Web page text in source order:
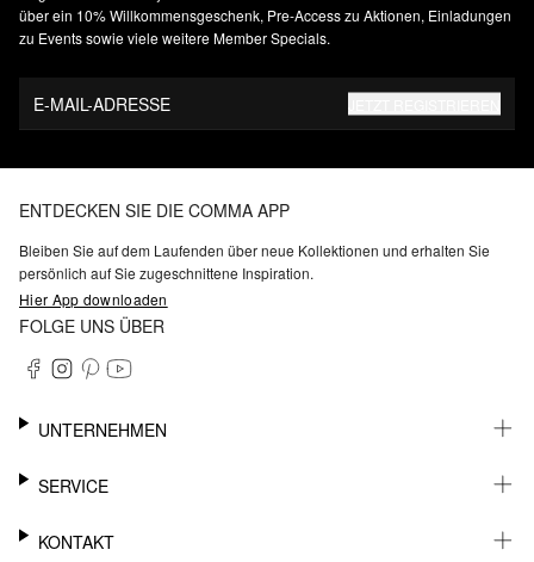
über ein 10% Willkommensgeschenk, Pre-Access zu Aktionen, Einladungen
zu Events sowie viele weitere Member Specials.
E-MAIL-ADRESSE
ENTDECKEN SIE DIE COMMA APP
Bleiben Sie auf dem Laufenden über neue Kollektionen und erhalten Sie
persönlich auf Sie zugeschnittene Inspiration.
Hier App downloaden
FOLGE UNS ÜBER
UNTERNEHMEN
KARRIERE
BARRIEREFREIHEIT
SERVICE
WHATSAPP
KONTAKT